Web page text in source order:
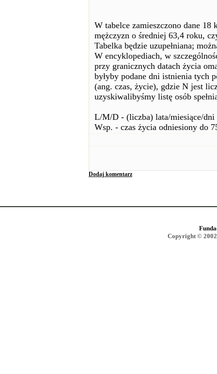
W tabelce zamieszczono dane
mężczyzn o średniej 63,4 roku,
Tabelka będzie uzupełniana;
W encyklopediach, w
przy granicznych datach życia
byłyby podane dni istnienia tych
(ang. czas, życie), gdzie N jest
uzyskiwalibyśmy listę osób
L/M/D - (liczba) lata/miesiące/dni
Wsp. - czas życia odniesiony do
Dodaj komentarz
Copyright ©